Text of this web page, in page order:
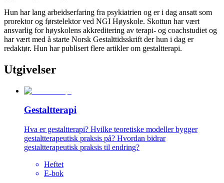
Hun har lang arbeidserfaring fra psykiatrien og er i dag ansatt som
prorektor og førstelektor ved NGI Høyskole. Skottun har vært
ansvarlig for høyskolens akkreditering av terapi- og coachstudiet og
har vært med å starte Norsk Gestalttidsskrift der hun i dag er
redaktør. Hun har publisert flere artikler om gestaltterapi.
Utgivelser
Gestaltterapi
Hva er gestaltterapi? Hvilke teoretiske modeller bygger
gestaltterapeutisk praksis på? Hvordan bidrar
gestaltterapeutisk praksis til endring?
Heftet
E-bok